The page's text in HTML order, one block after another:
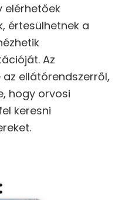
elérhetőek
értesülhetnek a
Az
ellátórendszerről,
hogy orvosi
keresni